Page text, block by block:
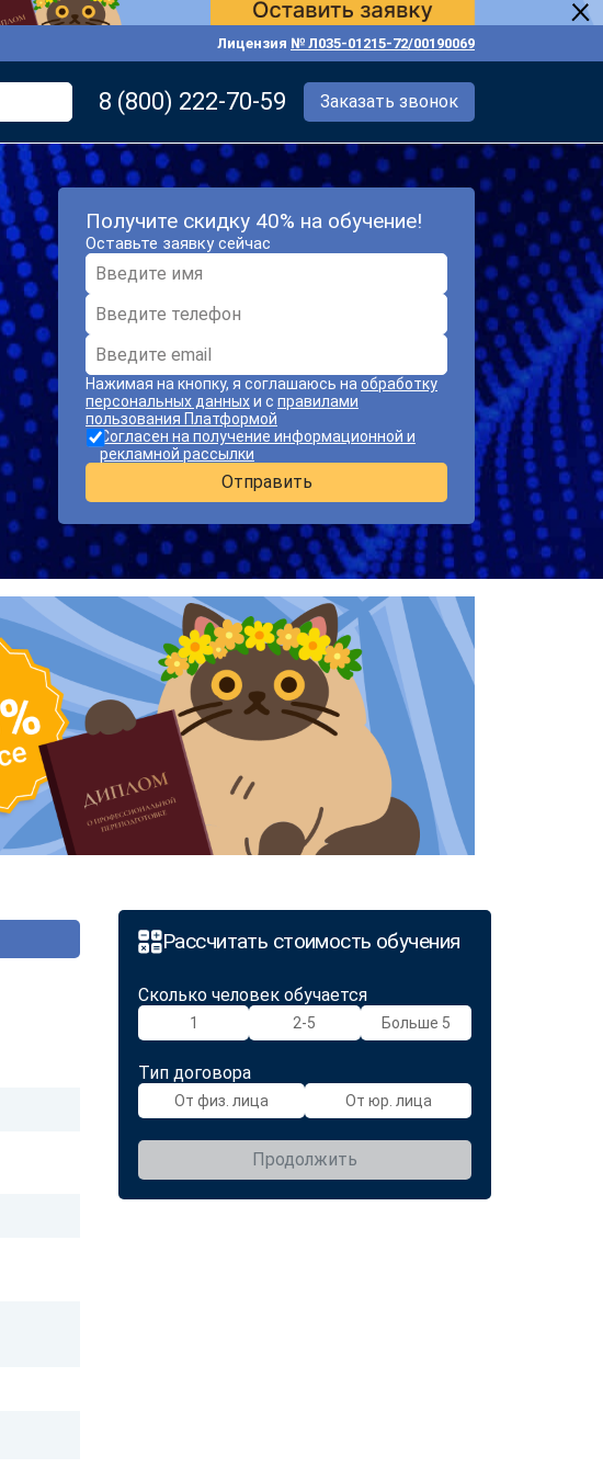
Лицензия № Л035-01215-72/00190069
8 (800) 222-70-59 Заказать звонок
Получите скидку 40% на обучение!
Оставьте заявку сейчас
Нажимая на кнопку, я соглашаюсь на обработку
персональных данныхи с правилами
пользования Платформой
Согласен на получение информационной и
рекламной рассылки
Отправить
Рассчитать стоимость обучения
Сколько человек обучается
1 2-5 Больше 5
Тип договора
От физ. лица От юр. лица
Продолжить